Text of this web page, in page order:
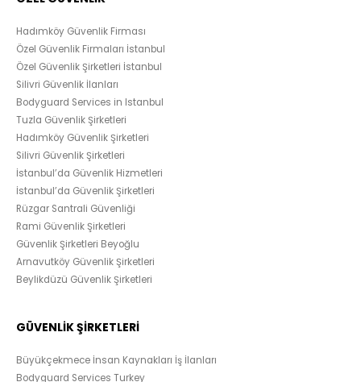
Hadımköy Güvenlik Firması
Özel Güvenlik Firmaları İstanbul
Özel Güvenlik Şirketleri İstanbul
Silivri Güvenlik İlanları
Bodyguard Services in Istanbul
Tuzla Güvenlik Şirketleri
Hadımköy Güvenlik Şirketleri
Silivri Güvenlik Şirketleri
İstanbul’da Güvenlik Hizmetleri
İstanbul’da Güvenlik Şirketleri
Rüzgar Santrali Güvenliği
Rami Güvenlik Şirketleri
Güvenlik Şirketleri Beyoğlu
Arnavutköy Güvenlik Şirketleri
Beylikdüzü Güvenlik Şirketleri
GÜVENLİK ŞİRKETLERİ
Büyükçekmece İnsan Kaynakları İş İlanları
Bodyguard Services Turkey